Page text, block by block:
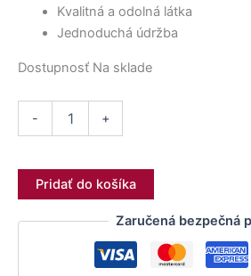
Kvalitná a odolná látka
Jednoduchá údržba
Dostupnosť Na sklade
- +
Pridať do košíka
Zaručená bezpečná